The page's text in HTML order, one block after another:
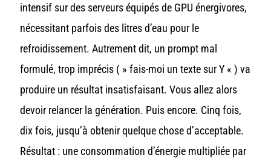
intensif sur des serveurs équipés de GPU énergivores,
nécessitant parfois des litres d’eau pour le
refroidissement. Autrement dit, un prompt mal
formulé, trop imprécis ( » fais-moi un texte sur Y « ) va
produire un résultat insatisfaisant. Vous allez alors
devoir relancer la génération. Puis encore. Cinq fois,
dix fois, jusqu’à obtenir quelque chose d’acceptable.
Résultat : une consommation d’énergie multipliée par